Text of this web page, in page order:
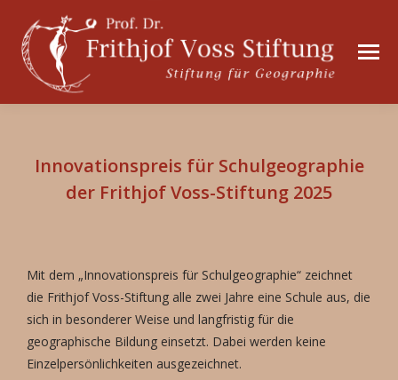
Innovationspreis für Schulgeographie
der Frithjof Voss-Stiftung 2025
Mit dem „Innovationspreis für Schulgeographie“ zeichnet
die Frithjof Voss-Stiftung alle zwei Jahre eine Schule aus, die
sich in besonderer Weise und langfristig für die
geographische Bildung einsetzt. Dabei werden keine
Einzelpersönlichkeiten ausgezeichnet.